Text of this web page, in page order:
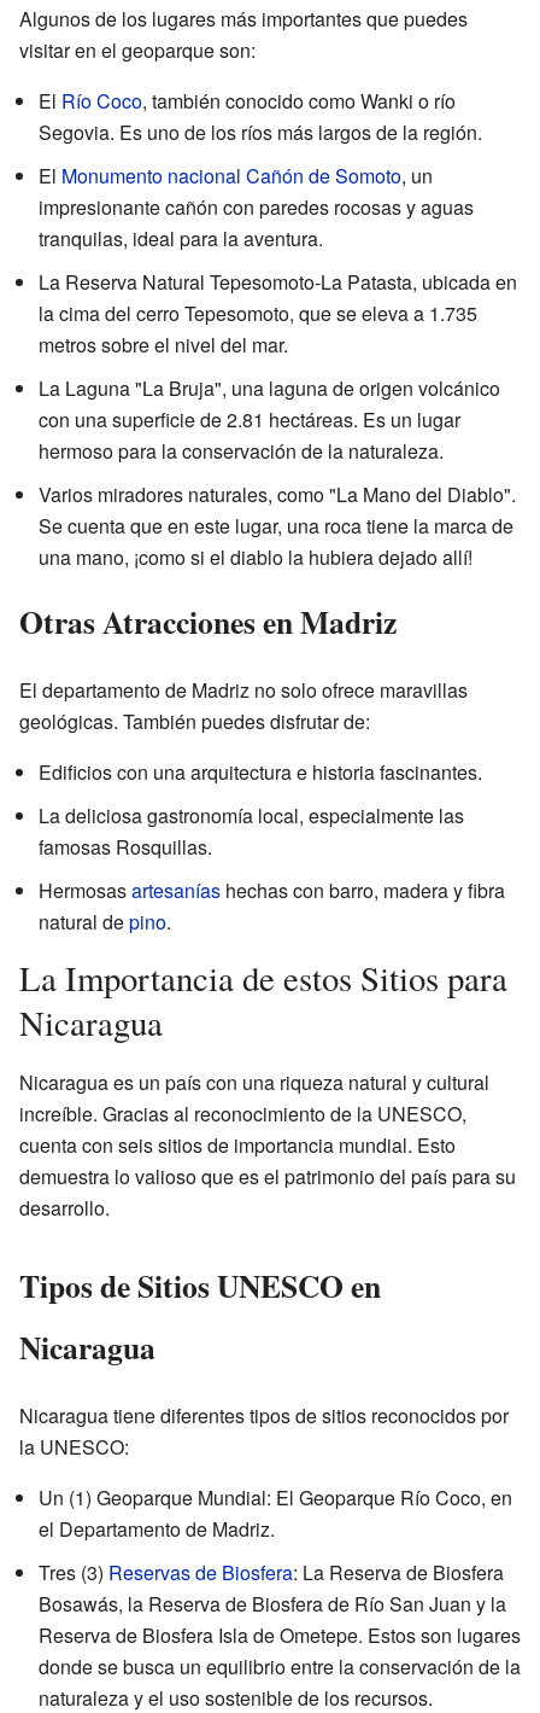
Algunos de los lugares más importantes que puedes
visitar en el geoparque son:
El Río Coco, también conocido como Wanki o río
Segovia. Es uno de los ríos más largos de la región.
El Monumento nacional Cañón de Somoto, un
impresionante cañón con paredes rocosas y aguas
tranquilas, ideal para la aventura.
La Reserva Natural Tepesomoto-La Patasta, ubicada en
la cima del cerro Tepesomoto, que se eleva a 1.735
metros sobre el nivel del mar.
La Laguna "La Bruja", una laguna de origen volcánico
con una superficie de 2.81 hectáreas. Es un lugar
hermoso para la conservación de la naturaleza.
Varios miradores naturales, como "La Mano del Diablo".
Se cuenta que en este lugar, una roca tiene la marca de
una mano, ¡como si el diablo la hubiera dejado allí!
Otras Atracciones en Madriz
El departamento de Madriz no solo ofrece maravillas
geológicas. También puedes disfrutar de:
Edificios con una arquitectura e historia fascinantes.
La deliciosa gastronomía local, especialmente las
famosas Rosquillas.
Hermosasartesanías hechas con barro, madera y fibra
natural depino.
La Importancia de estos Sitios para
Nicaragua
Nicaragua es un país con una riqueza natural y cultural
increíble. Gracias al reconocimiento de la UNESCO,
cuenta con seis sitios de importancia mundial. Esto
demuestra lo valioso que es el patrimonio del país para su
desarrollo.
Tipos de Sitios UNESCO en
Nicaragua
Nicaragua tiene diferentes tipos de sitios reconocidos por
la UNESCO:
Un (1) Geoparque Mundial: El Geoparque Río Coco, en
el Departamento de Madriz.
Tres (3) Reservas de Biosfera: La Reserva de Biosfera
Bosawás, la Reserva de Biosfera de Río San Juan y la
Reserva de Biosfera Isla de Ometepe. Estos son lugares
donde se busca un equilibrio entre la conservación de la
naturaleza y el uso sostenible de los recursos.